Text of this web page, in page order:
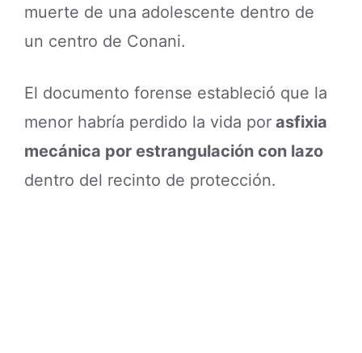
muerte de una adolescente dentro de
un centro de Conani.
El documento forense estableció que la
menor habría perdido la vida por asfixia
mecánica por estrangulación con lazo
dentro del recinto de protección.